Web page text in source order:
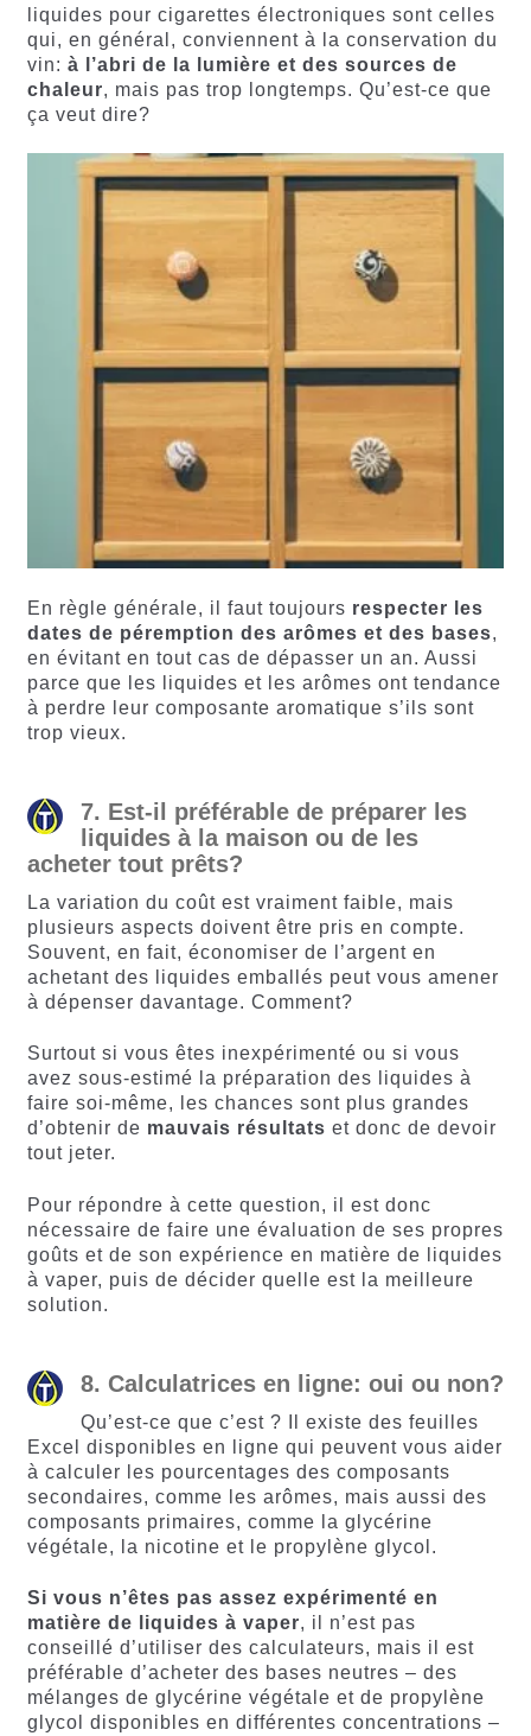
liquides pour cigarettes électroniques sont celles
qui, en général, conviennent à la conservation du
vin: à l’abri de la lumière et des sources de
chaleur, mais pas trop longtemps. Qu’est-ce que
ça veut dire?
En règle générale, il faut toujours respecter les
dates de péremption des arômes et des bases,
en évitant en tout cas de dépasser un an. Aussi
parce que les liquides et les arômes ont tendance
à perdre leur composante aromatique s’ils sont
trop vieux.
7. Est-il préférable de préparer les
liquides à la maison ou de les
acheter tout prêts?
La variation du coût est vraiment faible, mais
plusieurs aspects doivent être pris en compte.
Souvent, en fait, économiser de l’argent en
achetant des liquides emballés peut vous amener
à dépenser davantage. Comment?
Surtout si vous êtes inexpérimenté ou si vous
avez sous-estimé la préparation des liquides à
faire soi-même, les chances sont plus grandes
d’obtenir de mauvais résultats et donc de devoir
tout jeter.
Pour répondre à cette question, il est donc
nécessaire de faire une évaluation de ses propres
goûts et de son expérience en matière de liquides
à vaper, puis de décider quelle est la meilleure
solution.
8. Calculatrices en ligne: oui ou non?
Qu’est-ce que c’est ? Il existe des feuilles
Excel disponibles en ligne qui peuvent vous aider
à calculer les pourcentages des composants
secondaires, comme les arômes, mais aussi des
composants primaires, comme la glycérine
végétale, la nicotine et le propylène glycol.
Si vous n’êtes pas assez expérimenté en
matière de liquides à vaper, il n’est pas
conseillé d’utiliser des calculateurs, mais il est
préférable d’acheter des bases neutres – des
mélanges de glycérine végétale et de propylène
glycol disponibles en différentes concentrations –